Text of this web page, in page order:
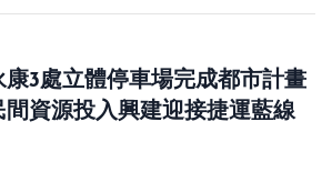
3處立體停車場完成都市計畫
資源投入興建迎接捷運藍線